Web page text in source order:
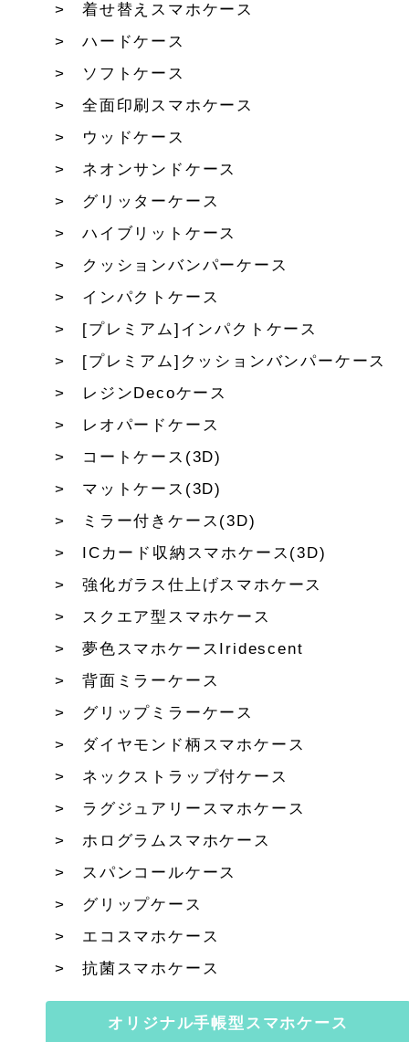
着せ替えスマホケース
ハードケース
ソフトケース
全面印刷スマホケース
ウッドケース
ネオンサンドケース
グリッターケース
ハイブリットケース
クッションバンパーケース
インパクトケース
[プレミアム]インパクトケース
[プレミアム]クッションバンパーケース
レジンDecoケース
レオパードケース
コートケース(3D)
マットケース(3D)
ミラー付きケース(3D)
ICカード収納スマホケース(3D)
強化ガラス仕上げスマホケース
スクエア型スマホケース
夢色スマホケースIridescent
背面ミラーケース
グリップミラーケース
ダイヤモンド柄スマホケース
ネックストラップ付ケース
ラグジュアリースマホケース
ホログラムスマホケース
スパンコールケース
グリップケース
エコスマホケース
抗菌スマホケース
オリジナル手帳型スマホケース